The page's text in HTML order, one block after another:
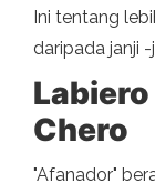
Ini tentang
daripada janji
Chero
"Afanador"